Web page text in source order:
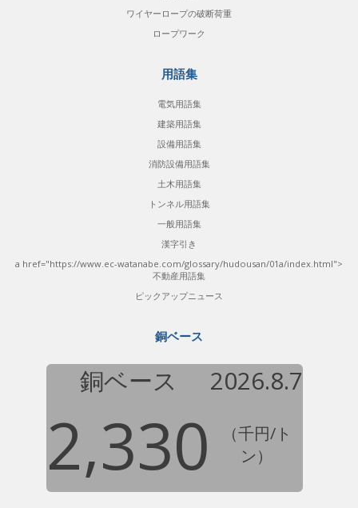
ワイヤーロープの破断荷重
ロープワーク
用語集
電気用語集
建築用語集
設備用語集
消防設備用語集
土木用語集
トンネル用語集
一般用語集
漢字引き
a href="https://www.ec-watanabe.com/glossary/hudousan/01a/index.html">
不動産用語集
ピックアップニュース
銅ベース
銅ベース 2026.8.7
2,330
（千円/ト
ン）